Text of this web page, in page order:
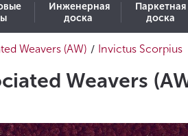
Инженерная
доска
Паркетная
доска
Weavers (AW) / Invictus Scorpius
Weavers